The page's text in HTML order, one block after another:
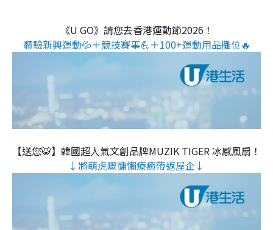
《U GO》請您去香港運動節2026！
體驗新興運動💦＋競技賽事💪＋100+運動用品攤位🔥
【送您🐯】韓國超人氣文創品牌MUZIK TIGER 冰感風扇！
↓將萌虎嘅慵懶療癒帶返屋企↓